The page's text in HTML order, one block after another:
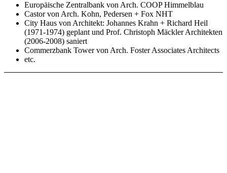
Europäische Zentralbank von Arch. COOP Himmelblau
Castor von Arch. Kohn, Pedersen + Fox NHT
City Haus von Architekt: Johannes Krahn + Richard Heil
(1971-1974) geplant und Prof. Christoph Mäckler Architekten
(2006-2008) saniert
Commerzbank Tower von Arch. Foster Associates Architects
etc.